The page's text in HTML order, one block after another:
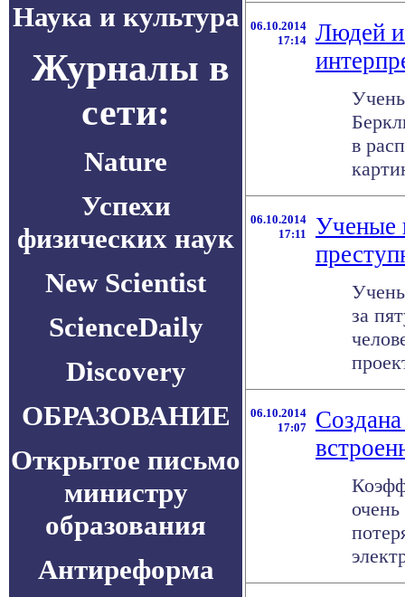
Наука и культура
Журналы в
сети:
Nature
Успехи
физических наук
New Scientist
ScienceDaily
Discovery
ОБРАЗОВАНИЕ
Открытое письмо
министру
образования
Антиреформа
06.10.2014
17:14
Людей
в
06.10.2014
17:11
Ученые
за
06.10.2014
17:07